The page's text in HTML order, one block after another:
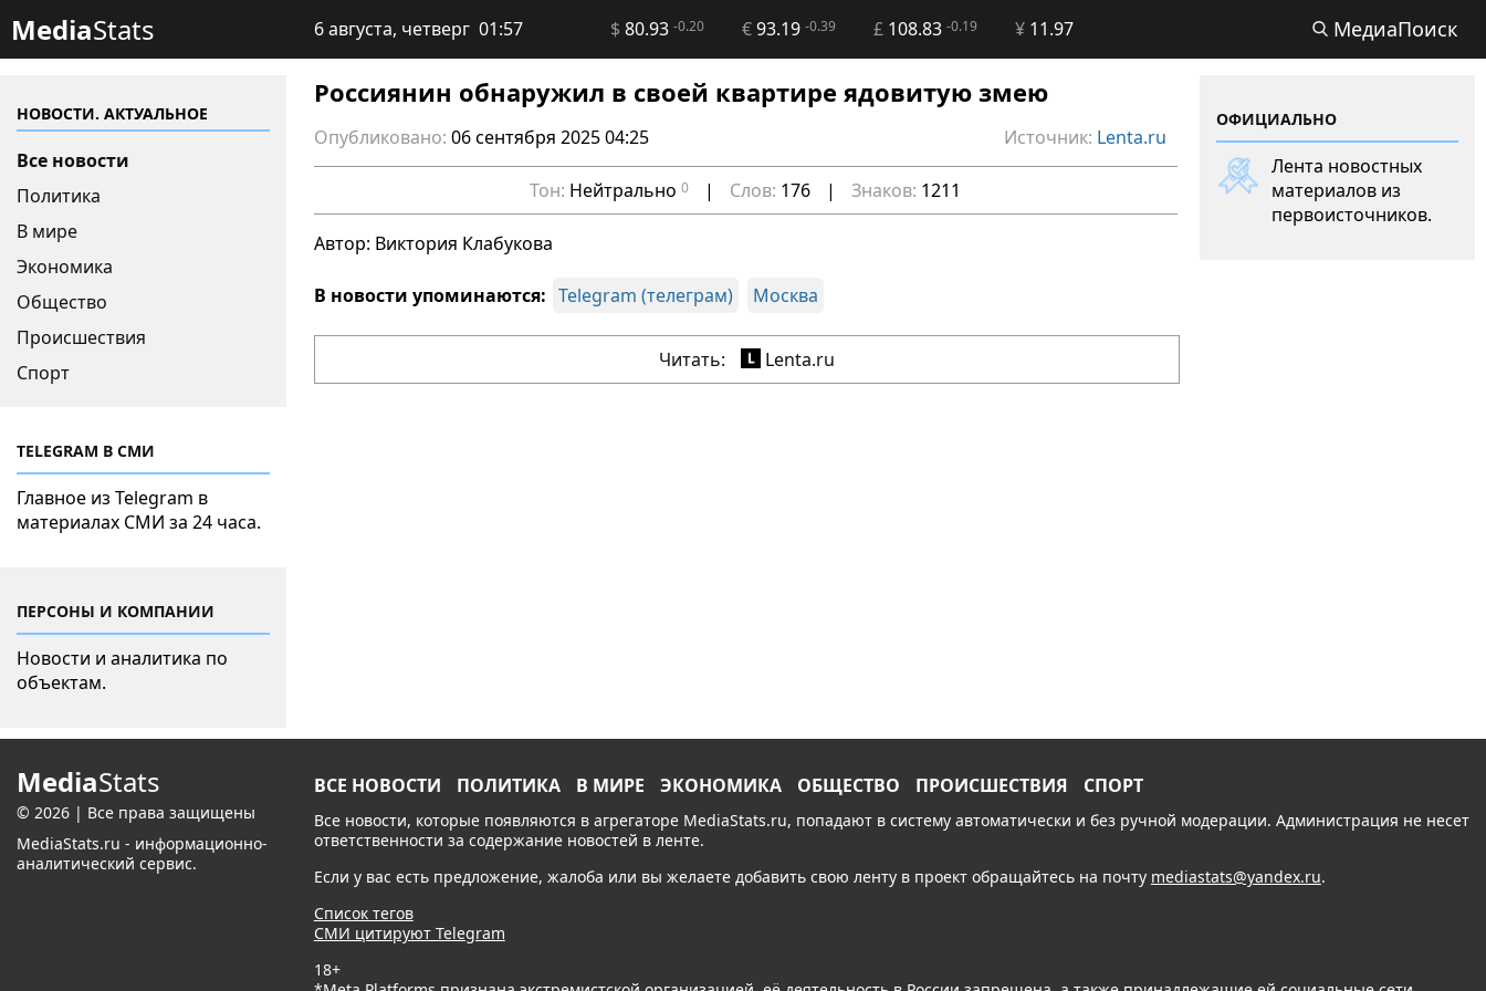
MediaStats 6 августа, четверг 01:57 $80.93 -0.20 €93.19 -0.39 £108.83 -0.19 ¥11.97 МедиаПоиск
НОВОСТИ. АКТУАЛЬНОЕ
Все новости
Политика
В мире
Экономика
Общество
Происшествия
Спорт
TELEGRAM В СМИ
Главное из Telegram в
материалах СМИ за 24 часа.
ПЕРСОНЫ И КОМПАНИИ
Новости и аналитика по
объектам.
Россиянин обнаружил в своей квартире ядовитую змею
Опубликовано: 06 сентября 2025 04:25 Источник: Lenta.ru
Тон: Нейтрально0 | Слов: 176 | Знаков: 1211
Автор: Виктория Клабукова
В новости упоминаются: Telegram (телеграм) Москва
Читать: Lenta.ru
ОФИЦИАЛЬНО
Лента новостных
материалов из
первоисточников.
MediaStats
© 2026 | Все права защищены
MediaStats.ru - информационно-
аналитический сервис.
ВСЕ НОВОСТИ ПОЛИТИКА В МИРЕ ЭКОНОМИКА ОБЩЕСТВО ПРОИСШЕСТВИЯ СПОРТ
Все новости, которые появляются в агрегаторе MediaStats.ru, попадают в систему автоматически и без ручной модерации. Администрация не несет
ответственности за содержание новостей в ленте.
Если у вас есть предложение, жалоба или вы желаете добавить свою ленту в проект обращайтесь на почту mediastats@yandex.ru.
Список тегов
СМИ цитируют Telegram
18+